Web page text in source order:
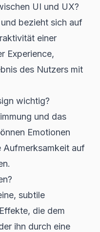
UI und UX?
bezieht sich auf
einer
Experience,
des Nutzers mit
wichtig?
und das
Emotionen
Aufmerksamkeit auf
subtile
die dem
ihn durch eine